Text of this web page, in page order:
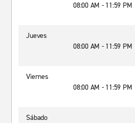
08:00 AM - 11:59 PM
Jueves
08:00 AM - 11:59 PM
Viernes
08:00 AM - 11:59 PM
Sábado